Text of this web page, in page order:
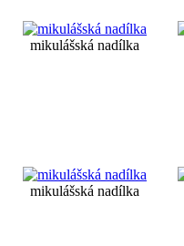
mikulášská nadílka
mikulášská nadílka